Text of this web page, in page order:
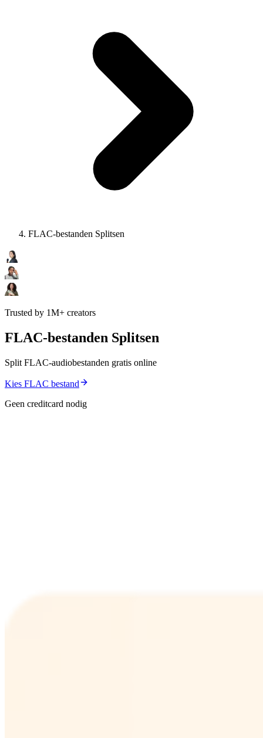
FLAC-bestanden Splitsen
Trusted by 1M+ creators
FLAC-bestanden Splitsen
Split FLAC-audiobestanden gratis online
Kies FLAC bestand
Geen creditcard nodig